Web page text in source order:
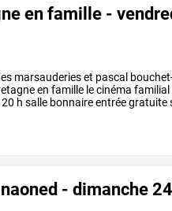
en famille -
marsauderieset pascal
en famille lecinéma familial
20 h salle bonnaireentréegratuite
- dimanche